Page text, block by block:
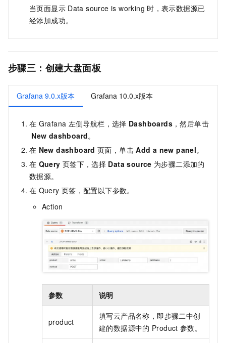
当页面显示 Data source is working 时，表示数据源已
经添加成功。
步骤三：创建大盘面板
Grafana 9.0.x版本 Grafana 10.0.x版本
在 Grafana 左侧导航栏，选择 Dashboards，然后单击
New dashboard。
在 New dashboard 页面，单击 Add a new panel。
在 Query 页签下，选择 Data source 为步骤二添加的
数据源。
在 Query 页签，配置以下参数。
Action
参数 说明
product
填写云产品名称，即步骤二中创
建的数据源中的 Product 参数。